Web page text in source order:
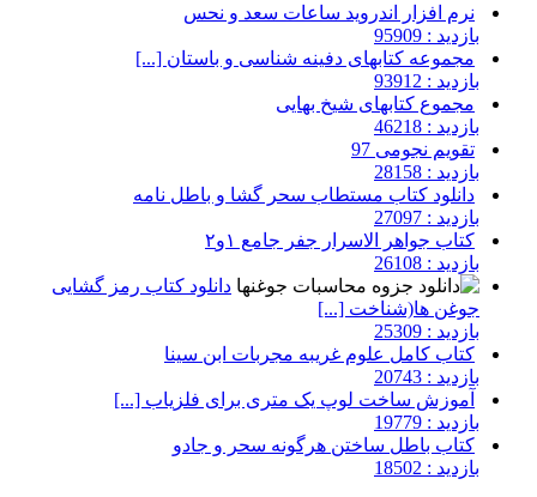
نرم افزار اندروید ساعات سعد و نحس
بازدید : 95909
مجموعه کتابهای دفینه شناسی و باستان [...]
بازدید : 93912
مجموع کتابهای شیخ بهایی
بازدید : 46218
تقویم نجومی 97
بازدید : 28158
دانلود کتاب مستطاب سحر گشا و باطل نامه
بازدید : 27097
کتاب جواهر الاسرار جفر جامع ۱و۲
بازدید : 26108
دانلود کتاب رمز گشایی
جوغن ها(شناخت [...]
بازدید : 25309
کتاب کامل علوم غریبه مجربات ابن سینا
بازدید : 20743
آموزش ساخت لوپ یک متری برای فلزیاب [...]
بازدید : 19779
کتاب باطل ساختن هرگونه سحر و جادو
بازدید : 18502